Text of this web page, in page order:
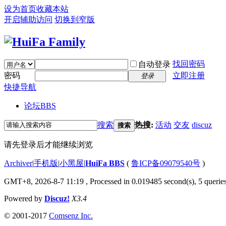
设为首页收藏本站
开启辅助访问 切换到窄版
自动登录 找回密码
密码
登录
立即注册
快捷导航
论坛BBS
搜索 搜索 热搜: 活动 交友 discuz
请先登录后才能继续浏览
Archiver|手机版|小黑屋|HuiFa BBS ( 鲁ICP备09079540号 )
GMT+8, 2026-8-7 11:19 , Processed in 0.019485 second(s), 5
Powered by Discuz! X3.4
© 2001-2017 Comsenz Inc.